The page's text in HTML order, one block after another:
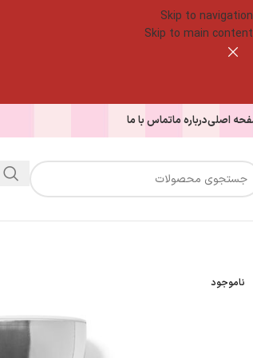
Skip to navigation
Skip to main content
اصلیدرباره ماتماس با ما
ناموجود